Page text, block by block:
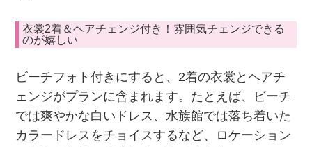
衣裳2着＆ヘアチェンジ付き！雰囲気チェンジできる
のが嬉しい
ビーチフォト付きにすると、2着の衣裳とヘアチ
ェンジがプランに含まれます。たとえば、ビーチ
では爽やかな白いドレス、水族館では落ち着いた
カラードレスをチョイスするなど、ロケーション